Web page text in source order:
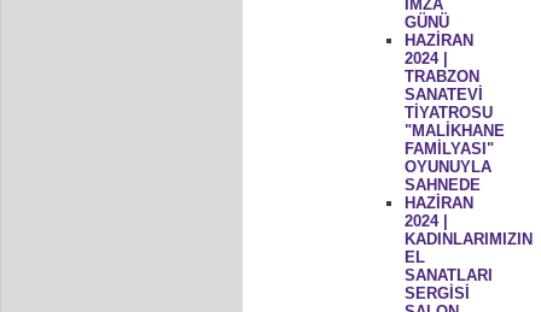
İMZA
GÜNÜ
HAZİRAN
2024 |
TRABZON
SANATEVİ
TİYATROSU
"MALİKHANE
FAMİLYASI"
OYUNUYLA
SAHNEDE
HAZİRAN
2024 |
KADINLARIMIZIN
EL
SANATLARI
SERGİSİ